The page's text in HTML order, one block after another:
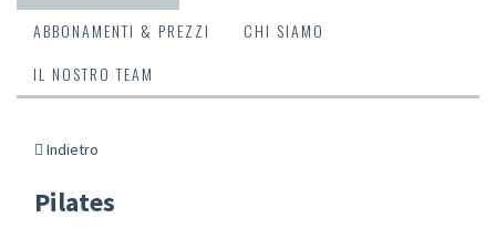
ABBONAMENTI & PREZZI
CHI SIAMO
IL NOSTRO TEAM
Indietro
Pilates